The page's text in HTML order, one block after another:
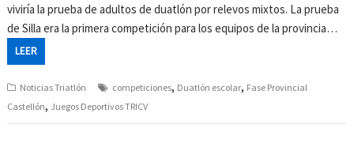
viviría la prueba de adultos de duatlón por relevos mixtos. La prueba
de Silla era la primera competición para los equipos de la provincia…
LEER
Noticias Triatlón competiciones, Duatlón escolar, Fase Provincial
Castellón, Juegos Deportivos TRICV